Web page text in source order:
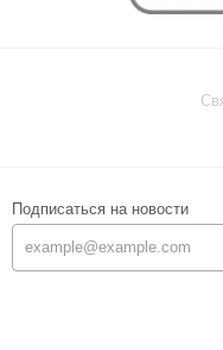
Подписаться на новости